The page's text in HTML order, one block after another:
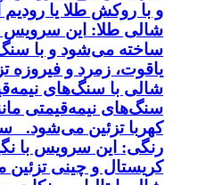
و با روکش طلا یا
ساخته می‌شود و با
یاقوت، زمرد و
شالی با سنگ‌های
سنگ‌های نیمه‌قیمتی
کهربا تزئین می‌شود.
رنگی: این سرویس با
کریستال و چینی